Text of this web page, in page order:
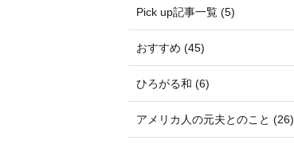
Pick up記事一覧 (5)
おすすめ (45)
ひろがる和 (6)
アメリカ人の元夫とのこと (26)